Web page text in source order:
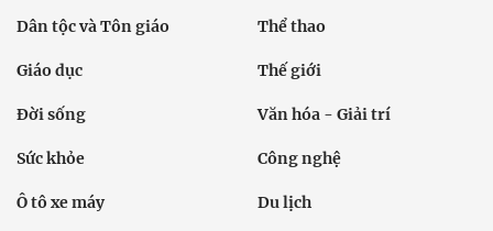
Dân tộc và Tôn giáo Thể thao
Giáo dục Thế giới
Đời sống Văn hóa - Giải trí
Sức khỏe Công nghệ
Ô tô xe máy Du lịch